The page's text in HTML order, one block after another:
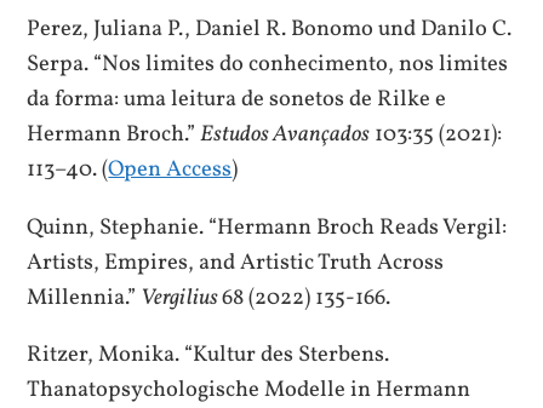
Perez, Juliana P., Daniel R. Bonomo und Danilo C.
Serpa. “Nos limites do conhecimento, nos limites
da forma: uma leitura de sonetos de Rilke e
Hermann Broch.”Estudos Avançados103:35 (2021):
113–40. (Open Access)
Quinn, Stephanie. “Hermann Broch Reads Vergil:
Artists, Empires, and Artistic Truth Across
Millennia.” Vergilius68 (2022) 135-166.
Ritzer, Monika. “Kultur des Sterbens.
Thanatopsychologische Modelle in Hermann